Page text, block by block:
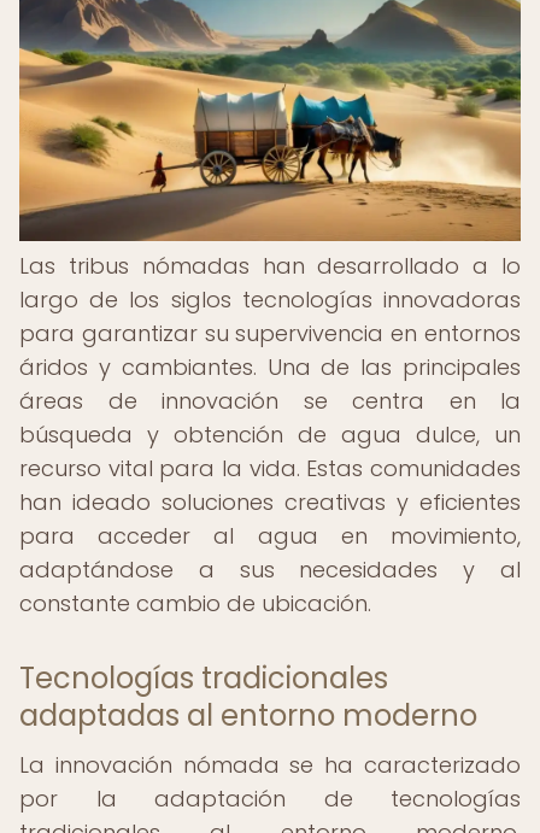
Las tribus nómadas han desarrollado a lo
largo de los siglos tecnologías innovadoras
para garantizar su supervivencia en entornos
áridos y cambiantes. Una de las principales
áreas de innovación se centra en la
búsqueda y obtención de agua dulce, un
recurso vital para la vida. Estas comunidades
han ideado soluciones creativas y eficientes
para acceder al agua en movimiento,
adaptándose a sus necesidades y al
constante cambio de ubicación.
Tecnologías tradicionales
adaptadas al entorno moderno
La innovación nómada se ha caracterizado
por la adaptación de tecnologías